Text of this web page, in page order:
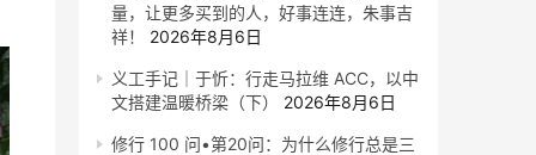
量，让更多买到的人，好事连连，朱事吉
祥！
2026年8月6日
义工手记｜于忻：行走马拉维 ACC，以中
文搭建温暖桥梁（下）
2026年8月6日
修行 100 问•第20问：为什么修行总是三